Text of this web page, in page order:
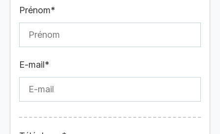
Prénom*
E-mail*